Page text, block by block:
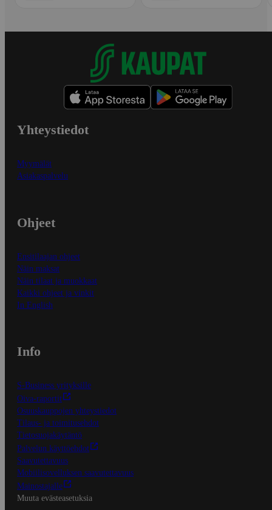
Yhteystiedot
Myymälät
Asiakaspalvelu
Ohjeet
Ensitilaajan ohjeet
Näin maksat
Näin tilaat ja muokkaat
Kaikki ohjeet ja vinkit
In English
Info
S-Business yrityksille
Oiva-raportit
Osuuskauppojen yhteystiedot
Tilaus- ja toimitusehdot
Tietosuojakäytäntö
Palvelun käyttöehdot
Saavutettavuus
Mobiilisovelluksen saavutettavuus
Mainostajalle
Muuta evästeasetuksia